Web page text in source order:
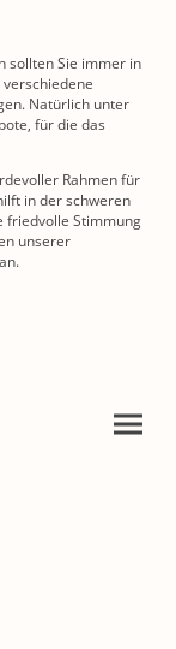
sollten Sie immer in
Natürlich unter
für die das
Rahmen für
in der schweren
friedvolle Stimmung
unserer